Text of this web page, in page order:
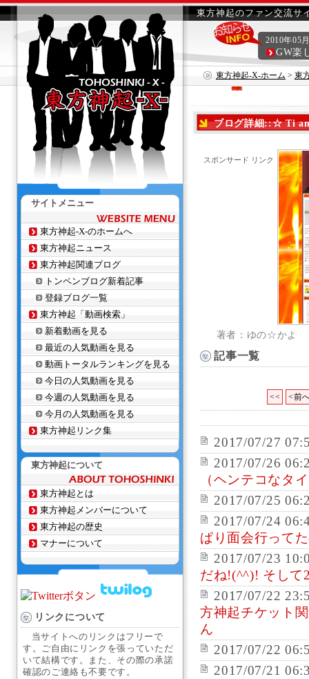
東方神起のファン交流サ
東方神起-X-ホーム > 東
2010年05
GW楽
ブログ詳細::☆ Ti
スポンサード リンク
著者：ゆの☆かよ
記事一覧
<< <前
2017/07/27
2017/07/26
（ヘンテコなタ
2017/07/25
2017/07/24
ぱり面会行って
2017/07/23
だね!(^^)! そして
2017/07/22
方神起チケット
ん
2017/07/22
2017/07/21
サイトメニュー
東方神起-X-のホームへ
東方神起ニュース
東方神起関連ブログ
トンペンブログ新着記事
登録ブログ一覧
東方神起「動画検索」
新着動画を見る
最近の人気動画を見る
動画トータルランキングを見る
今日の人気動画を見る
今週の人気動画を見る
今月の人気動画を見る
東方神起リンク集
東方神起について
東方神起とは
東方神起メンバーについて
東方神起の歴史
マナーについて
リンクについて
当サイトへのリンクはフリーで
す。ご自由にリンクを張っていただ
いて結構です。また、その際の承諾
確認のご連絡も不要です。